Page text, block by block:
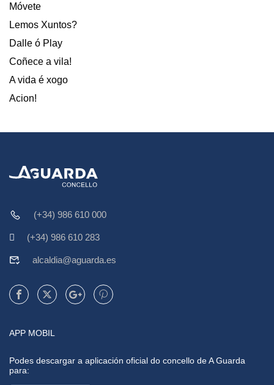
Móvete
Lemos Xuntos?
Dalle ó Play
Coñece a vila!
A vida é xogo
Acion!
(+34) 986 610 000
(+34) 986 610 283
alcaldia@aguarda.es
APP MOBIL
Podes descargar a aplicación oficial do concello de A Guarda
para: